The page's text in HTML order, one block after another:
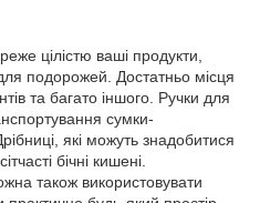
цілістю ваші продукти,
для подорожей. Достатньо місця
та багато іншого. Ручки для
сумки-
які можуть знадобитися
бічні кишені.
також використовувати